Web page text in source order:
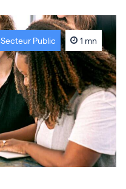
Secteur Public 1 mn